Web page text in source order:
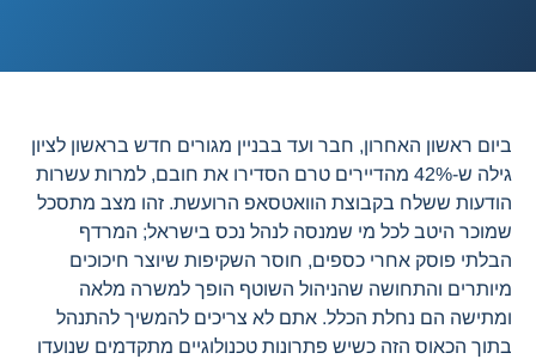
ביום ראשון האחרון, חבר ועד בבניין מגורים חדש בראשון לציון
גילה ש-42% מהדיירים טרם הסדירו את חובם, למרות עשרות
הודעות ששלח בקבוצת הוואטסאפ הרועשת. זהו מצב מתסכל
שמוכר היטב לכל מי שמנסה לנהל נכס בישראל; המרדף
הבלתי פוסק אחרי כספים, חוסר השקיפות שיוצר חיכוכים
מיותרים והתחושה שהניהול השוטף הופך למשרה מלאה
ומתישה הם נחלת הכלל. אתם לא צריכים להמשיך להתנהל
בתוך הכאוס הזה כשיש פתרונות טכנולוגיים מתקדמים שנועדו